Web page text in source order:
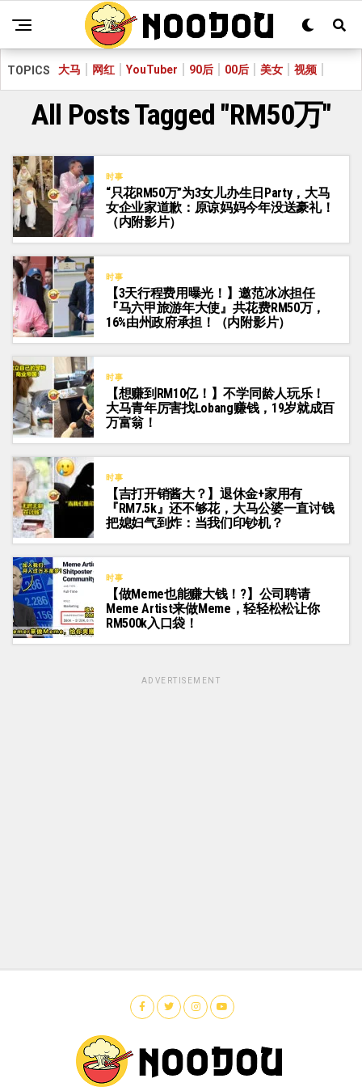
TOPICS 大马 网红 YouTuber 90后 00后 美女 视频
All Posts Tagged "RM50万"
时事
“只花RM50万”为3女儿办生日Party，大马
女企业家道歉：原谅妈妈今年没送豪礼！
（内附影片）
时事
【3天行程费用曝光！】邀范冰冰担任
『马六甲旅游年大使』共花费RM50万，
16%由州政府承担！（内附影片）
时事
【想赚到RM10亿！】不学同龄人玩乐！
大马青年厉害找Lobang赚钱，19岁就成百
万富翁！
时事
【吉打开销酱大？】退休金+家用有
『RM7.5k』还不够花，大马公婆一直讨钱
把媳妇气到炸：当我们印钞机？
时事
【做Meme也能赚大钱！?】公司聘请
Meme Artist来做Meme，轻轻松松让你
RM500k入口袋！
ADVERTISEMENT